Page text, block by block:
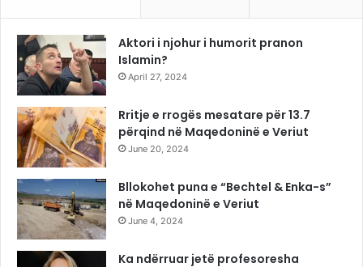
Aktori i njohur i humorit pranon
Islamin?
April 27, 2024
Rritje e rrogës mesatare për 13.7
përqind në Maqedoninë e Veriut
June 20, 2024
Bllokohet puna e “Bechtel & Enka-s”
në Maqedoninë e Veriut
June 4, 2024
Ka ndërruar jetë profesoresha